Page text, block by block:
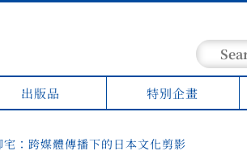
出版品 特別企畫
宅：跨媒體傳播下的日本文化剪影